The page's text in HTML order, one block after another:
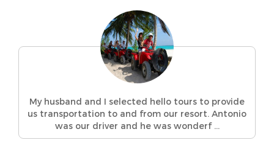
My husband and I selected hello tours to provide
us transportation to and from our resort. Antonio
was our driver and he was wonderf ...